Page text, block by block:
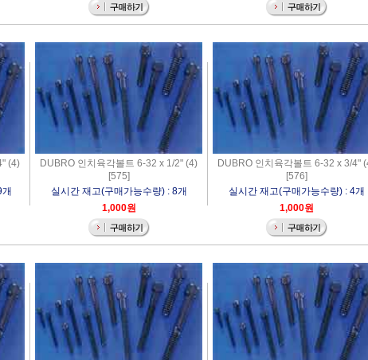
(4)
DUBRO 인치육각볼트 6-32 x 1/2" (4)
[575]
실시간 재고(구매가능수량) : 8개
1,000원
DUBRO 인치육각볼트 6-32 x 3/4"
[576]
실시간 재고(구매가능수량) : 4개
1,000원